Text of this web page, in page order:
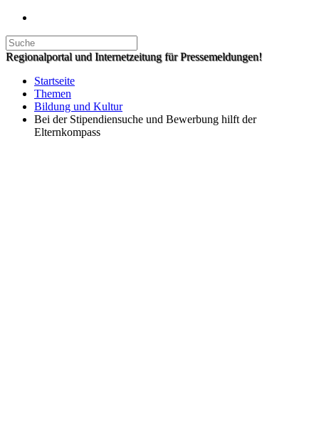
Regionalportal und Internetzeitung für Pressemeldungen!
Startseite
Themen
Bildung und Kultur
Bei der Stipendiensuche und Bewerbung hilft der
Elternkompass